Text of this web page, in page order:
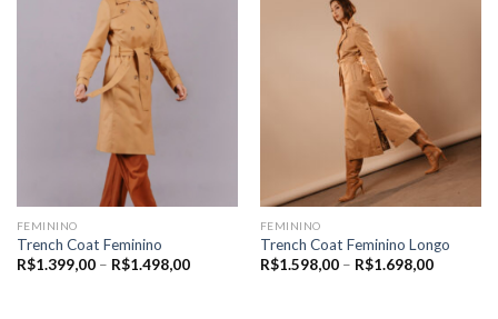
FEMININO
Trench Coat Feminino
R$1.399,00 – R$1.498,00Price
FEMININO
Trench Coat Feminino Longo
R$1.598,00 – R$1.698,00Price